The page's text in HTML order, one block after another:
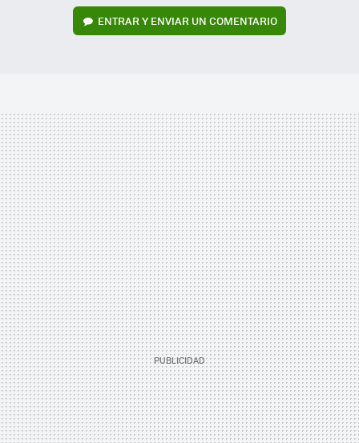
ENTRAR Y ENVIAR UN COMENTARIO